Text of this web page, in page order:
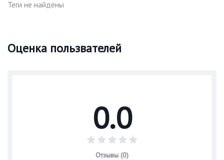
Теги не найдены
Оценка пользвателей
0.0
Отзывы (0)